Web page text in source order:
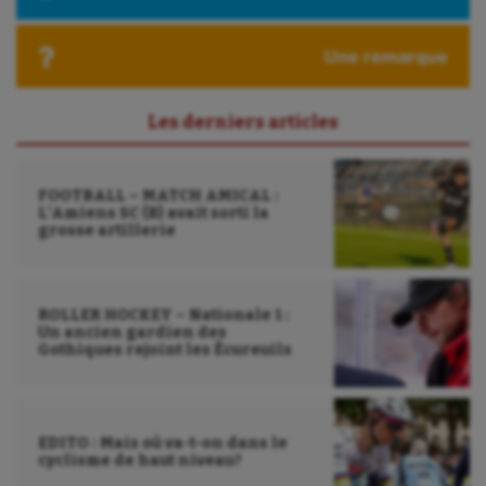
Roller-derby
Sauvetage sportif
Sport handicap
Sport-santé
Triathlon
Une remarque
Les derniers articles
FOOTBALL – MATCH AMICAL :
L’Amiens SC (B) avait sorti la
grosse artillerie
ROLLER HOCKEY – Nationale 1 :
Un ancien gardien des
Gothiques rejoint les Écureuils
EDITO : Mais où va-t-on dans le
cyclisme de haut niveau?